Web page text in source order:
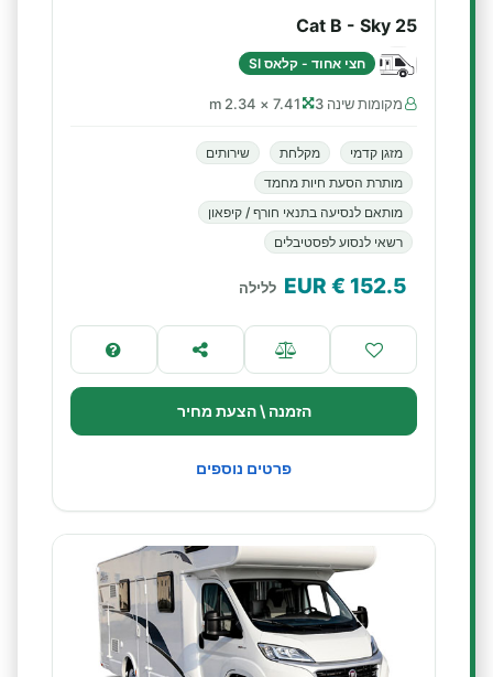
Cat B - Sky 25
חצי אחוד - קלאס SI
מקומות שינה 3 7.41 × 2.34 m
מזגן קדמי מקלחת
שירותים
מותרת הסעת חיות מחמד
מותאם לנסיעה בתנאי חורף / קיפאון
רשאי לנסוע לפסטיבלים
152.5
€ EUR ללילה
הזמנה \ הצעת מחיר
פרטים נוספים